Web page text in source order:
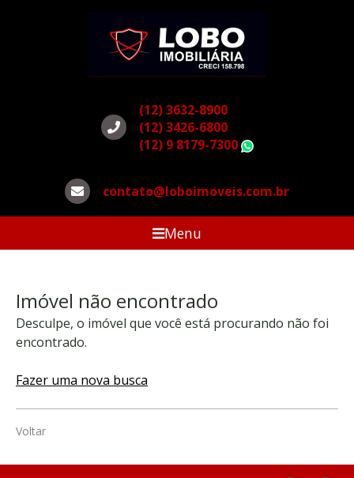
(12) 3632-8900
(12) 3426-6800
(12) 9 8179-7300
contato@loboimoveis.com.br
Menu
Imóvel não encontrado
Desculpe, o imóvel que você está procurando não foi
encontrado.
Fazer uma nova busca
Voltar